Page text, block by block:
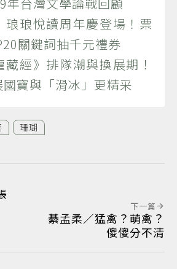
琅悅讀周年慶登場！票
關鍵詞抽千元禮券
經》排隊潮與換展期！
寶與「滑冰」更精采
珊瑚
下一篇
綦孟柔／猛禽？萌禽？
傻傻分不清